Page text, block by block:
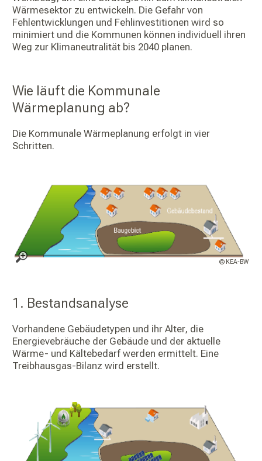
Wärmesektor zu entwickeln. Die Gefahr von
Fehlentwicklungen und Fehlinvestitionen wird so
minimiert und die Kommunen können individuell ihren
Weg zur Klimaneutralität bis 2040 planen.
Wie läuft die Kommunale
Wärmeplanung ab?
Die Kommunale Wärmeplanung erfolgt in vier
Schritten.
© KEA-BW
1. Bestandsanalyse
Vorhandene Gebäudetypen und ihr Alter, die
Energievebräuche der Gebäude und der aktuelle
Wärme- und Kältebedarf werden ermittelt. Eine
Treibhausgas-Bilanz wird erstellt.